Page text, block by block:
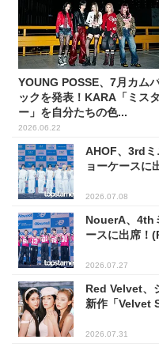
YOUNG POSSE、7月カム
ックを発表！KARA「ミスタ
ー」を自分たちの色...
2026.06.22
AHOF、3rdミ
ョーケースに
2026.07.08
NouerA、4th
ースに出席！
2026.07.27
Red Velvet、
新作「Velvet
2026.07.31